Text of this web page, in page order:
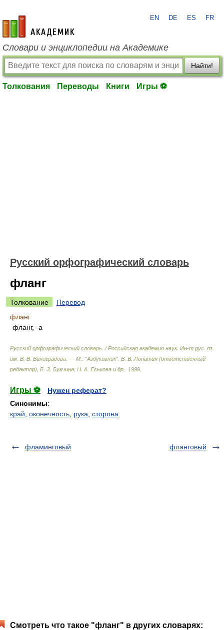
academic.ru
EN DE ES FR
Словари и энциклопедии на Академике
Найти!
Толкования Переводы Книги Игры ⚽
Русский орфографический словарь
фланг
Толкование
Перевод
фланг
фланг, -а
Русский орфографический словарь. / Российская академия наук. Ин-т рус. яз.
им. В. В. Виноградова. — М.: "Азбуковник". В. В. Лопатин (ответственный
редактор), Б. З. Букчина, Н. А. Еськова и др.
1999
Игры ⚽
Нужен реферат?
Синонимы:
край оконечность рука сторона
фламинговый фланговый
Смотреть что такое "фланг" в других словарях: